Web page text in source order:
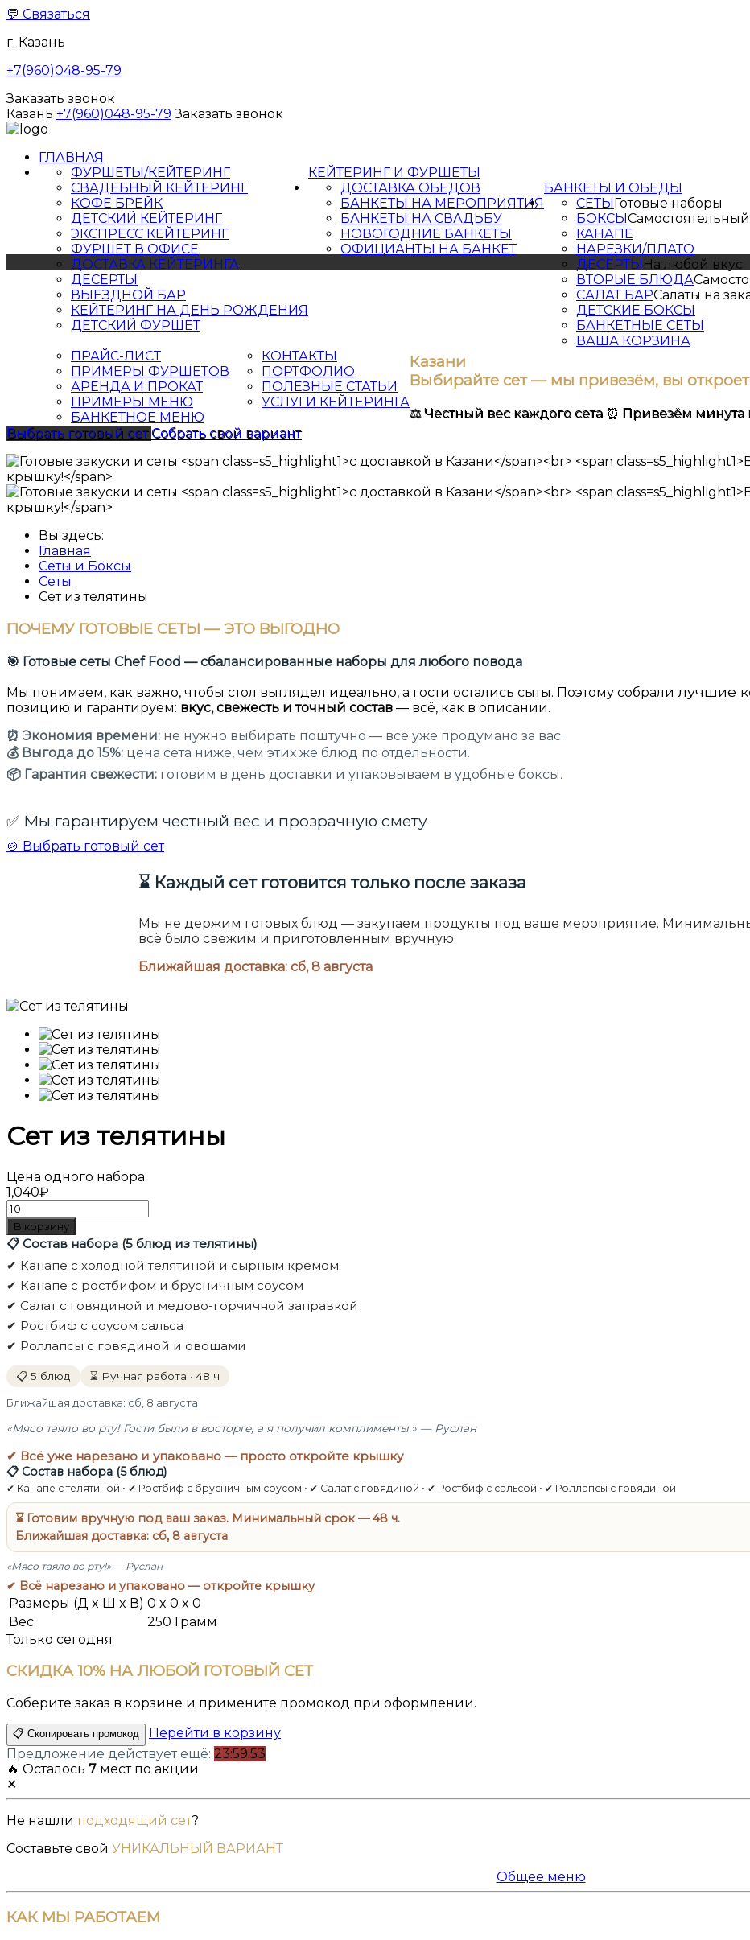
💬 Связаться
г. Казань
+7(960)048-95-79
Заказать звонок
Казань +7(960)048-95-79 Заказать звонок
ГЛАВНАЯ
КЕЙТЕРИНГ И ФУРШЕТЫ
ФУРШЕТЫ/КЕЙТЕРИНГ
СВАДЕБНЫЙ КЕЙТЕРИНГ
КОФЕ БРЕЙК
ДЕТСКИЙ КЕЙТЕРИНГ
ЭКСПРЕСС КЕЙТЕРИНГ
ФУРШЕТ В ОФИСЕ
ДОСТАВКА КЕЙТЕРИНГА
ДЕСЕРТЫ
ВЫЕЗДНОЙ БАР
КЕЙТЕРИНГ НА ДЕНЬ РОЖДЕНИЯ
ДЕТСКИЙ ФУРШЕТ
БАНКЕТЫ И ОБЕДЫ
ДОСТАВКА ОБЕДОВ
БАНКЕТЫ НА МЕРОПРИЯТИЯ
БАНКЕТЫ НА СВАДЬБУ
НОВОГОДНИЕ БАНКЕТЫ
ОФИЦИАНТЫ НА БАНКЕТ
СЕТЫГотовые наборы
БОКСЫ
КАНАПЕ
НАРЕЗКИ/ПЛАТО
ДЕСЕРТЫ На любой вкус
ВТОРЫЕ БЛЮДА
САЛАТ БАРСалаты на
ДЕТСКИЕ БОКСЫ
БАНКЕТНЫЕ СЕТЫ
ВАША КОРЗИНА
ПРАЙС-ЛИСТ
ПРИМЕРЫ ФУРШЕТОВ
АРЕНДА И ПРОКАТ
ПРИМЕРЫ МЕНЮ
БАНКЕТНОЕ МЕНЮ
КОНТАКТЫ
ПОРТФОЛИО
ПОЛЕЗНЫЕ СТАТЬИ
УСЛУГИ КЕЙТЕРИНГА
Казани
Выбирайте сет — мы привезём, вы
⚖️ Честный вес каждого сета ⏰ Привезём минута
Выбрать готовый сетСобрать свой вариант
Вы здесь:
Главная
Сеты и Боксы
Сеты
Сет из телятины
ПОЧЕМУ ГОТОВЫЕ СЕТЫ — ЭТО ВЫГОДНО
🎯 Готовые сеты Chef Food — сбалансированные наборы для любого повода
Мы понимаем, как важно, чтобы стол выглядел идеально, а гости остались сыты. Поэтому собрали лучшие
позицию и гарантируем: вкус, свежесть и точный состав — всё, как в описании.
⏰ Экономия времени: не нужно выбирать поштучно — всё уже продумано за вас.
💰 Выгода до 15%: цена сета ниже, чем этих же блюд по отдельности.
📦 Гарантия свежести: готовим в день доставки и упаковываем в удобные боксы.
✅ Мы гарантируем честный вес и прозрачную смету
🍲 Выбрать готовый сет
⌛ Каждый сет готовится только после заказа
Мы не держим готовых блюд — закупаем продукты под ваше мероприятие.
всё было свежим и приготовленным вручную.
Ближайшая доставка: сб, 8 августа
Сет из телятины
Цена одного набора:
1,040₽
📋 Состав набора (5 блюд из телятины)
✔ Канапе с холодной телятиной и сырным кремом
✔ Канапе с ростбифом и брусничным соусом
✔ Салат с говядиной и медово-горчичной заправкой
✔ Ростбиф с соусом сальса
✔ Роллапсы с говядиной и овощами
📋 5 блюд ⌛ Ручная работа · 48 ч
Ближайшая доставка: сб, 8 августа
«Мясо таяло во рту! Гости были в восторге, а я получил комплименты.» — Руслан
✔ Всё уже нарезано и упаковано — просто откройте крышку
📋 Состав набора (5 блюд)
✔ Канапе с телятиной • ✔ Ростбиф с брусничным соусом • ✔ Салат с говядиной • ✔ Ростбиф с сальсой • ✔ Роллапсы с говядиной
⌛ Готовим вручную под ваш заказ. Минимальный срок — 48 ч.
Ближайшая доставка: сб, 8 августа
«Мясо таяло во рту!» — Руслан
✔ Всё нарезано и упаковано — откройте крышку
Размеры (Д x Ш x В) 0 x 0 x 0
Вес
250 Грамм
Только сегодня
СКИДКА10% НА ЛЮБОЙ ГОТОВЫЙ СЕТ
Соберите заказ в корзине и примените промокод при оформлении.
📋 Скопировать промокод
Перейти в корзину
Предложение действует ещё: 23:59:52
🔥 Осталось 7 мест по акции
✕
Не нашли подходящий сет?
Составьте свой УНИКАЛЬНЫЙ ВАРИАНТ
Общее меню
КАК МЫ РАБОТАЕМ